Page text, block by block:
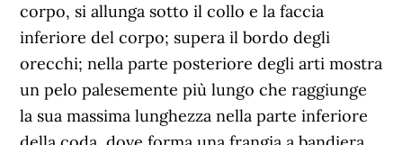
corpo, si allunga sotto il collo e la faccia
inferiore del corpo; supera il bordo degli
orecchi; nella parte posteriore degli arti mostra
un pelo palesemente più lungo che raggiunge
la sua massima lunghezza nella parte inferiore